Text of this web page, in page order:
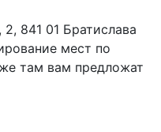
841 01 Братислава
мест по
там вам предложат